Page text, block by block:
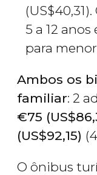
(US$
5 a 12 anos
para
Ambos os
familiar: 2
€75 (US$
(US$92,15)
O ônibus